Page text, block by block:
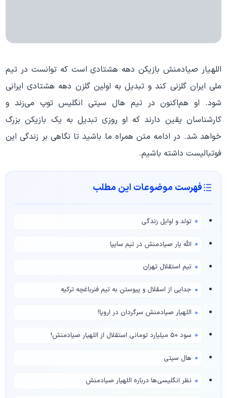
اللهیار صیادمنش بازیکن دهه هشتادی است که توانست در تیم
ملی ایران گلزنی کند و تبدیل به اولین گلزن دهه هشتادی ایرانی
شود. او هم‌اکنون در تیم هال سیتی انگلیس توپ می‌زند و
کارشناسان یقین دارند که او روزی تبدیل به یک بازیکن بزرگ
خواهد شد. در ادامه متن همراه ما باشید تا نگاهی بر زندگی این
فوتبالیست داشته باشیم.
فهرست موضوعات این مطلب
تولد و اوایل زندگی
الله یار صیادمنش در تیم سایپا
تیم استقلال تهران
جدایی از اسقلال و پیوستن به تیم فنرباغچه ترکیه
اللهیار صیادمنش سرگردان در اروپا!
سود 50 میلیارد تومانی استقلال از اللهیار صیادمنش!
هال سیتی
نظر انگلیسی‌ها درباره اللهیار صیادمنش